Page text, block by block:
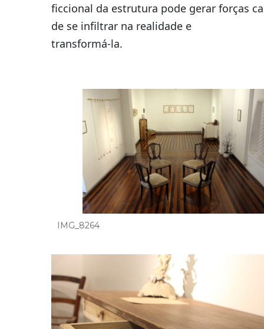
ficcional da estrutura pode gerar forças
de se infiltrar na realidade e
transformá-la.
IMG_8264